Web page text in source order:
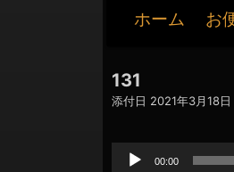
ナ
ビ
ゲ
ー
ホーム お
131
添付日 2021年3月18
声
00:00